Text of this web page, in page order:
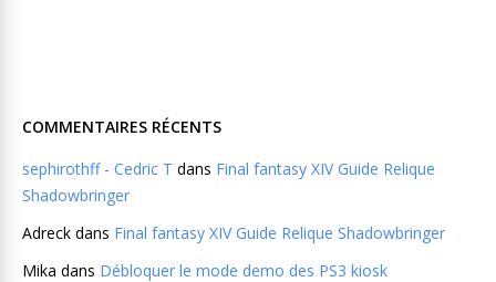
COMMENTAIRES RÉCENTS
sephirothff - Cedric T dans Final fantasy XIV Guide Relique
Shadowbringer
Adreck dans Final fantasy XIV Guide Relique Shadowbringer
Mika dans Débloquer le mode demo des PS3 kiosk